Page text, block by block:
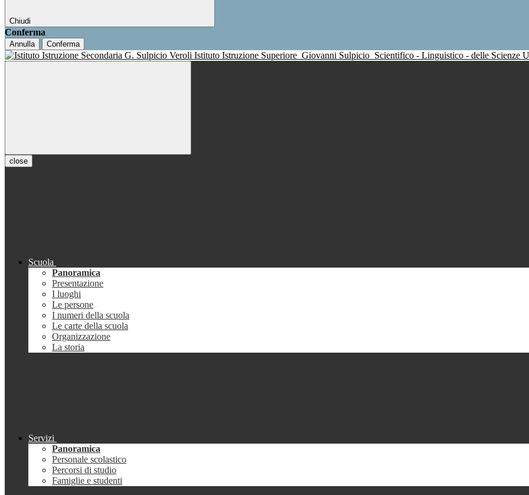
Chiudi
Conferma
Annulla Conferma
Istituto Istruzione Superiore Giovanni Sulpicio Scientifico - Linguistico - delle Scienze
close
Scuola
Panoramica
Presentazione
I luoghi
Le persone
I numeri della scuola
Le carte della scuola
Organizzazione
La storia
Servizi
Panoramica
Personale scolastico
Percorsi di studio
Famiglie e studenti